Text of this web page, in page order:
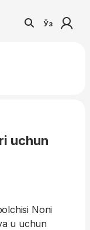
Ўз
uchun
Noni
u uchun